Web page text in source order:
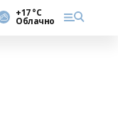
+17 °С
Облачно